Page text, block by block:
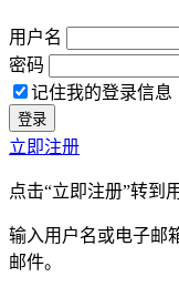
用户名
密码
记住我的登录信息
立即注册
点击“立即注册”转到
输入用户名或电子邮
邮件。